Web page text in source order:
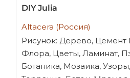
DIY Julia
Altacera (Россия)
Рисунок: Дерево,
Флора, Цветы, Ламинат,
Ботаника, Мозаика,